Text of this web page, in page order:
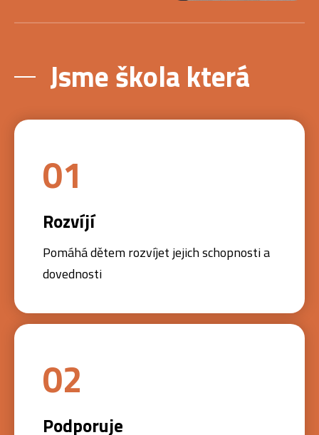
Jsme škola která
01
Rozvíjí
Pomáhá dětem rozvíjet jejich schopnosti a
dovednosti
02
Podporuje